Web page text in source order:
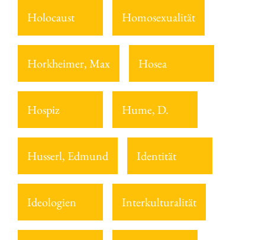
Holocaust Homosexualität
Horkheimer, Max Hosea
Hospiz Hume, D.
Husserl, Edmund Identität
Ideologien Interkulturalität